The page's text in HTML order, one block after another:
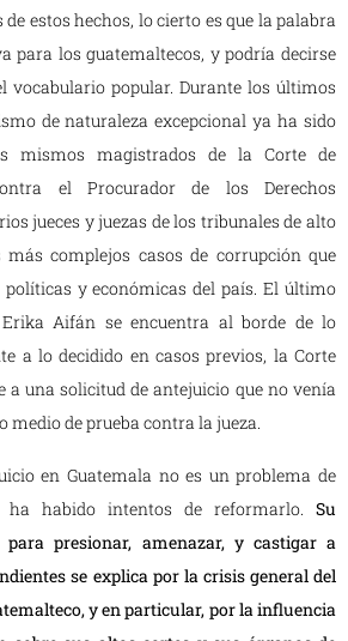
estos hechos, lo cierto es que la palabra
para los guatemaltecos, y podría decirse
vocabulario popular. Durante los últimos
de naturaleza excepcional ya ha sido
mismos magistrados de la Corte de
el Procurador de los Derechos
jueces y juezas de los tribunales de alto
complejos casos de corrupción que
y económicas del país. El último
Aifán se encuentra al borde de lo
a lo decidido en casos previos, la Corte
a una solicitud de antejuicio que no venía
medio de prueba contra la jueza.
en Guatemala no es un problema de
ha habido intentos de reformarlo. Su
presionar, amenazar, y castigar a
se explica por la crisis general del
y en particular, por la influencia